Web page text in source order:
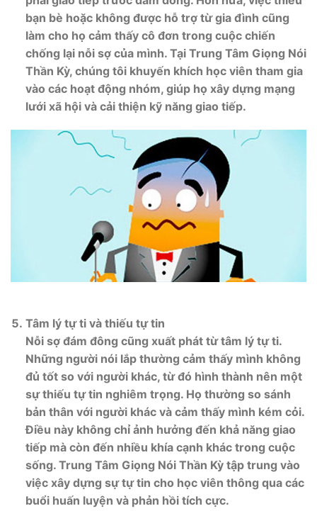
bạn bè hoặc không được hỗ trợ từ gia đình cũng
làm cho họ cảm thấy cô đơn trong cuộc chiến
chống lại nỗi sợ của mình. Tại Trung Tâm Giọng Nói
Thần Kỳ, chúng tôi khuyến khích học viên tham gia
vào các hoạt động nhóm, giúp họ xây dựng mạng
lưới xã hội và cải thiện kỹ năng giao tiếp.
Tâm lý tự ti và thiếu tự tin
Nỗi sợ đám đông cũng xuất phát từ tâm lý tự ti.
Những người nói lắp thường cảm thấy mình không
đủ tốt so với người khác, từ đó hình thành nên một
sự thiếu tự tin nghiêm trọng. Họ thường so sánh
bản thân với người khác và cảm thấy mình kém cỏi.
Điều này không chỉ ảnh hưởng đến khả năng giao
tiếp mà còn đến nhiều khía cạnh khác trong cuộc
sống. Trung Tâm Giọng Nói Thần Kỳ tập trung vào
việc xây dựng sự tự tin cho học viên thông qua các
buổi huấn luyện và phản hồi tích cực.